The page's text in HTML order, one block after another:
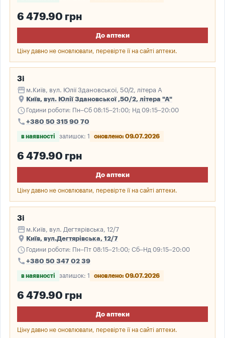
6 479.90 грн
До аптеки
Ціну давно не оновлювали, перевірте її на сайті аптеки.
3і
storefront м.Київ, вул. Юлії Здановської, 50/2, літера А
place Київ, вул. Юлії Здановської ,50/2, літера "А"
schedule Години роботи: Пн–Сб 08:15–21:00; Нд 09:15–20:00
call +380 50 315 90 70
в наявності залишок: 1 оновлено: 09.07.2026
6 479.90 грн
До аптеки
Ціну давно не оновлювали, перевірте її на сайті аптеки.
3і
storefront м.Київ, вул. Дегтярівська, 12/7
place Київ, вул.Дегтярівська, 12/7
schedule Години роботи: Пн–Пт 08:15–21:00; Сб–Нд 09:15–20:00
call +380 50 347 02 39
в наявності залишок: 1 оновлено: 09.07.2026
6 479.90 грн
До аптеки
Ціну давно не оновлювали, перевірте її на сайті аптеки.